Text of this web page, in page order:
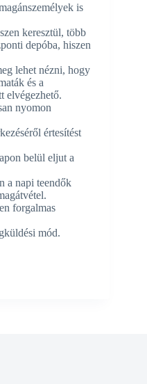
is
keresztül, több
depóba, hiszen
lehet nézni, hogy
és a
elvégezhető.
nyomon
értesítést
belül eljut a
a napi teendők
forgalmas
mód.